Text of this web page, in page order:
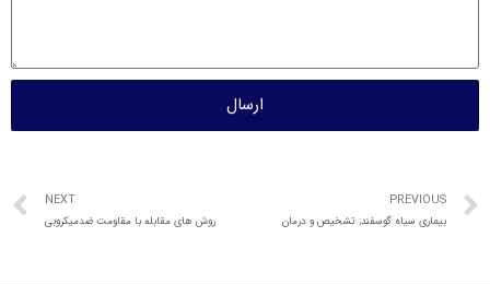
ارسال
PREVIOUS
بیماری سیاه گوسفند; تشخیص و درمان
NEXT
روش های مقابله با مقاومت ضدمیکروبی